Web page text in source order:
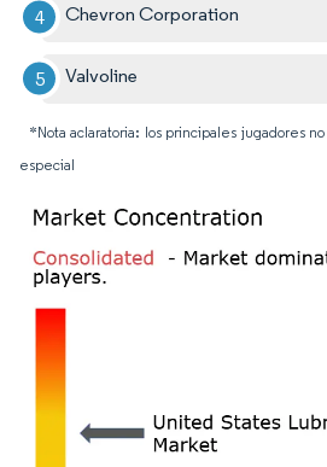
Chevron Corporation
Valvoline
*Nota aclaratoria: los principales jugadores
especial